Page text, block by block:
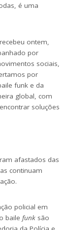
é uma
ontem,
por
sociais,
por
funk e da
global, com
soluções
afastados das
continuam
policial em
baile funk são